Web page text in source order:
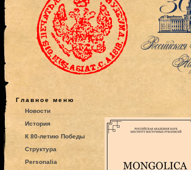
Главное меню
Новости
История
К 80-летию Победы
Структура
Personalia